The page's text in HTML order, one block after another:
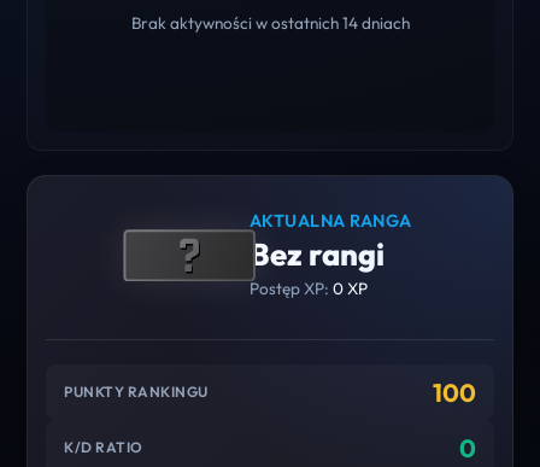
Brak aktywności w ostatnich 14 dniach
AKTUALNA RANGA
Bez rangi
Postęp XP: 0 XP
PUNKTY RANKINGU 100
K/D RATIO 0